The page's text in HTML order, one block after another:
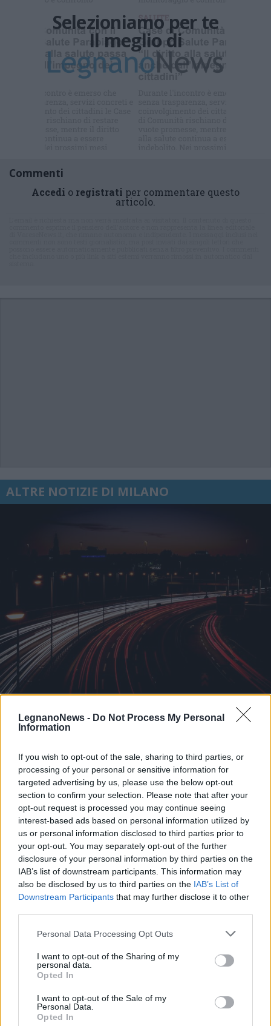
LegnanoNews - Do Not Process My Personal
Information
If you wish to opt-out of the sale, sharing to third parties, or
processing of your personal or sensitive information for
targeted advertising by us, please use the below opt-out
section to confirm your selection. Please note that after your
opt-out request is processed you may continue seeing
interest-based ads based on personal information utilized by
us or personal information disclosed to third parties prior to
your opt-out. You may separately opt-out of the further
disclosure of your personal information by third parties on the
IAB’s list of downstream participants. This information may
also be disclosed by us to third parties on the IAB’s List of
Downstream Participants that may further disclose it to other
Personal Data Processing Opt Outs
I want to opt-out of the Sharing of my
personal data.
Opted In
I want to opt-out of the Sale of my
Personal Data.
Opted In
Selezioniamo per te
Il meglio di
Commenti
Accedi o registrati per commentare questo
articolo.
ALTRE NOTIZIE DI MILANO
A4 Milano-Brescia, martedì notte
doppio cantiere: uscita obbligata a
Certosa e ingresso chiuso a Sesto
MILANO
Fibromialgia, la Lombardia avvia
un progetto pilota per la presa in
carico integrata dei pazienti